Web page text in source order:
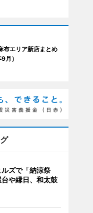
布エリア新店まとめ
月）
ズで「納涼祭
や縁日、和太鼓